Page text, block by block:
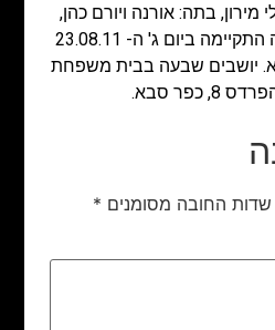
מירון, בתה: אורנה ויורם כהן,
הנכדים והנינים. ההלוויה התקיימה ביום ג' ה- 23.08.11
יושבים שבעה בבית משפחת
כפר סבא.
שדות החובה מסומנים *